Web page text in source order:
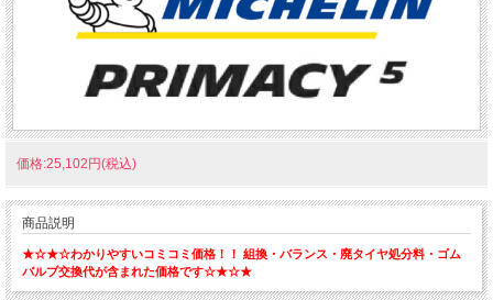
価格:25,102円(税込)
商品説明
★☆★☆わかりやすいコミコミ価格！！ 組換・バランス・廃タイヤ処分料・ゴム
バルブ交換代が含まれた価格です☆★☆★